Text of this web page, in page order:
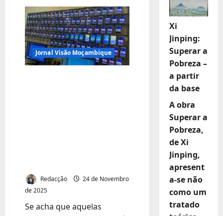
POR
TRAIÇÃO:
MARIDO
ENCOMENDA
MORTE
DO
AMANTE
DA
ESPOSA
Jornal Visão Moçambique
Redacção
24 de Novembro
de 2025
Se acha que aquelas
Xi
Jinping:
Superar a
Pobreza –
a partir
da base
A obra
Superar a
Pobreza,
de Xi
Jinping,
apresent
a-se não
como um
tratado